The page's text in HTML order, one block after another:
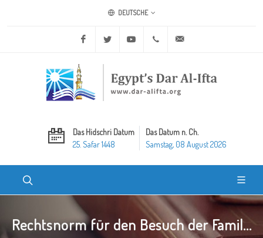
DEUTSCHE
Facebook Twitter Youtube +20 2 25970400
Das Hidschri Datum
25. Safar 1448
Das Datum n. Ch.
Samstag, 08 August 2026
Rechtsnorm für den Besuch der Famil...